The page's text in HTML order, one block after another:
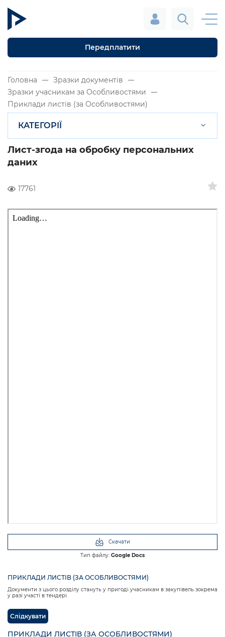
Передплатити
Головна
Зразки документів
Зразки учасникам за Особливостями
Приклади листів (за Особливостями)
КАТЕГОРІЇ
Лист-згода на обробку персональних
даних
17761
Скачати
Тип файлу: Google Docs
ПРИКЛАДИ ЛИСТІВ (ЗА ОСОБЛИВОСТЯМИ)
Документи з цього розділу стануть у пригоді учасникам в закупівель зокрема
у разі участі в тендері.
Слідкувати
ПРИКЛАДИ ЛИСТІВ (ЗА ОСОБЛИВОСТЯМИ)